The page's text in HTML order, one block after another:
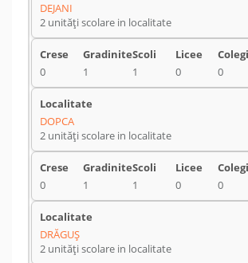
DEJANI
2 unități scolare in localitate
0 1 1 0 0
DOPCA
2 unități scolare in localitate
0 1 1 0 0
DRĂGUŞ
2 unități scolare in localitate